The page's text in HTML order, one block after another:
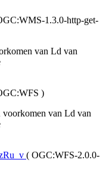
1.3.0-http-get-
van Ld van
)
van Ld van
( OGC:WFS-2.0.0-